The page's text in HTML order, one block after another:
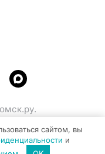
связи и массовых
сайтом, вы
и